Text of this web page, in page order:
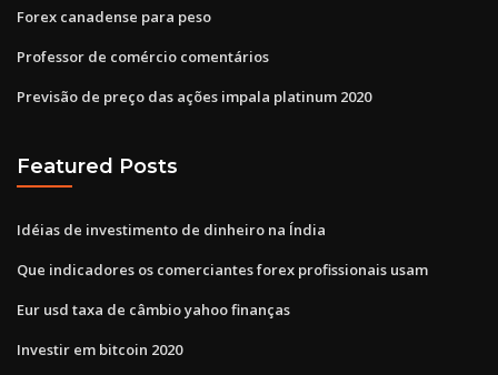
Forex canadense para peso
Professor de comércio comentários
Previsão de preço das ações impala platinum 2020
Featured Posts
Idéias de investimento de dinheiro na Índia
Que indicadores os comerciantes forex profissionais usam
Eur usd taxa de câmbio yahoo finanças
Investir em bitcoin 2020